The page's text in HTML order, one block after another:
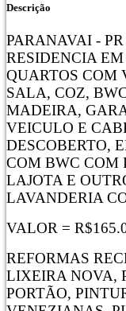
Descrição
PARANAVAI -
RESIDENCIA
QUARTOS COM
SALA, COZ,
MADEIRA,
VEICULO E
DESCOBERTO,
COM BWC COM
LAJOTA E
LAVANDERIA
VALOR =
REFORMAS
LIXEIRA NOVA,
PORTÃO,